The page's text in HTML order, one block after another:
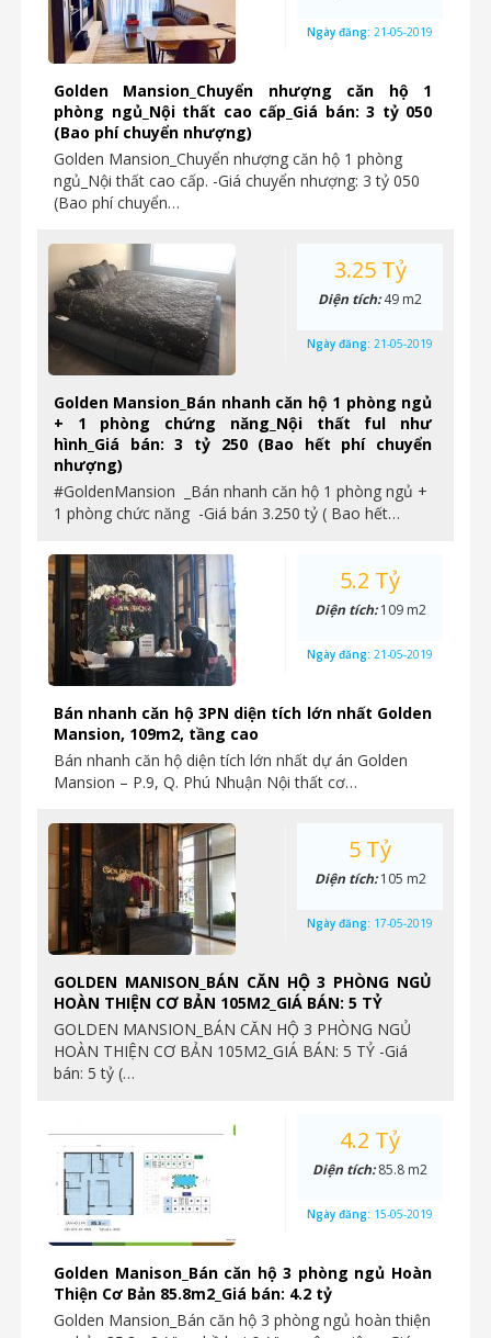
Golden Mansion_Chuyển nhượng căn hộ 1
phòng ngủ_Nội thất cao cấp_Giá bán: 3 tỷ 050
(Bao phí chuyển nhượng)
Golden Mansion_Chuyển nhượng căn hộ 1 phòng
ngủ_Nội thất cao cấp. -Giá chuyển nhượng: 3 tỷ 050
(Bao phí chuyển…
Ngày đăng: 21-05-2019
Golden Mansion_Bán nhanh căn hộ 1 phòng ngủ
+ 1 phòng chứng năng_Nội thất ful như
hình_Giá bán: 3 tỷ 250 (Bao hết phí chuyển
nhượng)
#GoldenMansion _Bán nhanh căn hộ 1 phòng ngủ +
1 phòng chức năng -Giá bán 3.250 tỷ ( Bao hết…
3.25 Tỷ
Diện tích:49 m2
Ngày đăng: 21-05-2019
Bán nhanh căn hộ 3PN diện tích lớn nhất Golden
Mansion, 109m2, tầng cao
Bán nhanh căn hộ diện tích lớn nhất dự án Golden
Mansion – P.9, Q. Phú Nhuận Nội thất cơ…
5.2 Tỷ
Diện tích:109 m2
Ngày đăng: 21-05-2019
GOLDEN MANISON_BÁN CĂN HỘ 3 PHÒNG NGỦ
HOÀN THIỆN CƠ BẢN 105M2_GIÁ BÁN: 5 TỶ
GOLDEN MANSION_BÁN CĂN HỘ 3 PHÒNG NGỦ
HOÀN THIỆN CƠ BẢN 105M2_GIÁ BÁN: 5 TỶ -Giá
bán: 5 tỷ (…
5 Tỷ
Diện tích:105 m2
Ngày đăng: 17-05-2019
Golden Manison_Bán căn hộ 3 phòng ngủ Hoàn
Thiện Cơ Bản 85.8m2_Giá bán: 4.2 tỷ
Golden Mansion_Bán căn hộ 3 phòng ngủ hoàn thiện
4.2 Tỷ
Diện tích:85.8 m2
Ngày đăng: 15-05-2019